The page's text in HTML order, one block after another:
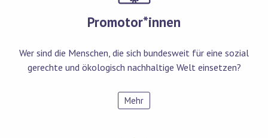
Promotor*innen
Wer sind die Menschen, die sich bundesweit für eine sozial
gerechte und ökologisch nachhaltige Welt einsetzen?
Mehr